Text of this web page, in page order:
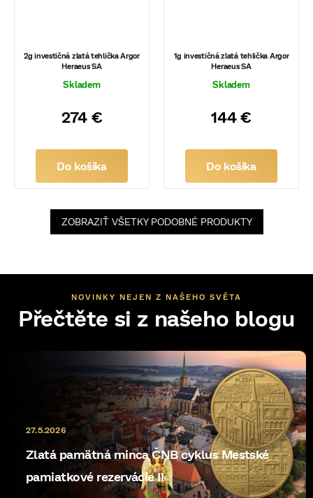
2g investičná zlatá tehlička Argor
Heraeus SA
Skladem
274 €
Do košíka
1g investičná zlatá tehlička Argor
Heraeus SA
Skladem
144 €
Do košíka
ZOBRAZIŤ VŠETKY PODOBNÉ PRODUKTY
NOVINKY NEJEN Z NAŠEHO SVĚTA
Přečtěte si z našeho blogu
Zlatá pamätná minca ČNB cyklus Mestské
pamiatkové rezervácie II
27.5.2026